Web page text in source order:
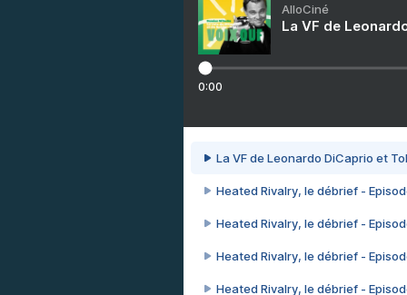
AlloCiné
La VF de
0:00
La VF de Leonardo DiCaprio et
Heated Rivalry, le débrief -
Heated Rivalry, le débrief -
Heated Rivalry, le débrief -
Heated Rivalry, le débrief -